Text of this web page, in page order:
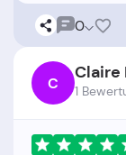
0
C Claire
1